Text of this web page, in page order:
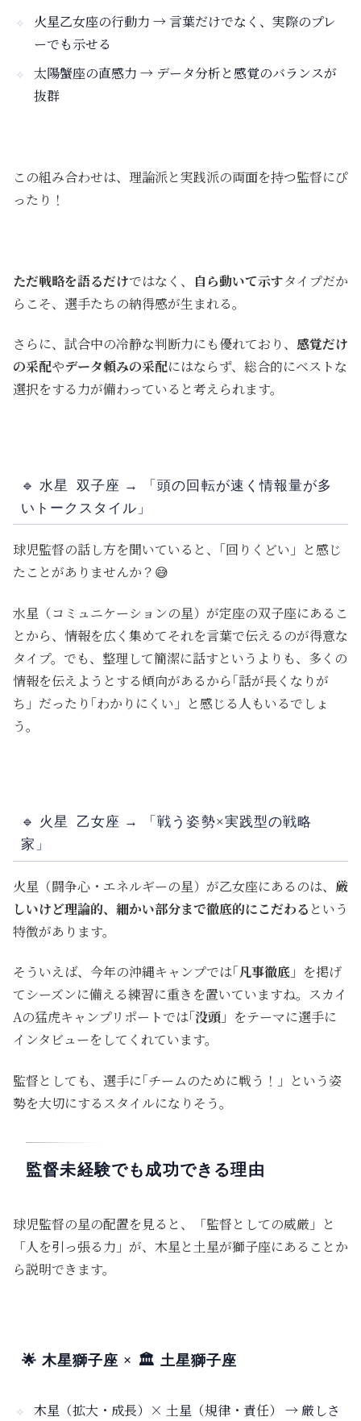
火星乙女座の行動力 → 言葉だけでなく、実際のプレ
ーでも示せる
太陽蟹座の直感力 → データ分析と感覚のバランスが
抜群
この組み合わせは、理論派と実践派の両面を持つ監督にぴ
ったり！
ただ戦略を語るだけではなく、 自ら動いて示すタイプだか
らこそ、選手たちの納得感が生まれる。
さらに、試合中の冷静な判断力にも優れており、 感覚だけ
の采配やデータ頼みの采配にはならず、総合的にベストな
選択をする力が備わっていると考えられます。
🔹 水星 双子座 → 「頭の回転が速く情報量が多
いトークスタイル」
球児監督の話し方を聞いていると、｢回りくどい」と感じ
たことがありませんか？😅
水星（コミュニケーションの星）が定座の双子座にあるこ
とから、情報を広く集めてそれを言葉で伝えるのが得意な
タイプ。でも、整理して簡潔に話すというよりも、多くの
情報を伝えようとする傾向があるから｢話が長くなりが
ち」だったり｢わかりにくい」と感じる人もいるでしょ
う。
🔹 火星 乙女座 → 「戦う姿勢×実践型の戦略
家」
火星（闘争心・エネルギーの星）が乙女座にあるのは、 厳
しいけど理論的、細かい部分まで徹底的にこだわる という
特徴があります。
そういえば、今年の沖縄キャンプでは｢凡事徹底 」を掲げ
てシーズンに備える練習に重きを置いていますね。スカイ
Aの猛虎キャンプリポートでは｢没頭 」をテーマに選手に
インタビューをしてくれています。
監督としても、選手に｢チームのために戦う！」という姿
勢を大切にするスタイルになりそう。
監督未経験でも成功できる理由
球児監督の星の配置を見ると、「監督としての威厳」と
「人を引っ張る力」が、木星と土星が獅子座にあることか
ら説明できます。
🌟 木星獅子座 × 🏛️ 土星獅子座
木星（拡大・成長）× 土星（規律・責任） → 厳しさ